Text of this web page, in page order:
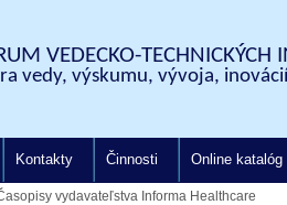
VEDECKO-TECHNICKÝCH
vedy, výskumu, vývoja,
Kontakty Činnosti Online katalóg
vydavateľstva Informa Healthcare